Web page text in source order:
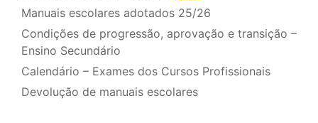
Manuais escolares adotados 25/26
Condições de progressão, aprovação e transição –
Ensino Secundário
Calendário – Exames dos Cursos Profissionais
Devolução de manuais escolares